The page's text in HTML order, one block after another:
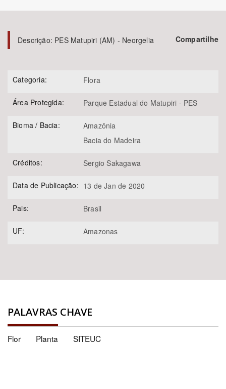
Tema
Subtema
Área de Levantamento
Área Protegida
Descrição: PES Matupiri (AM) - Neorgelia Compartilhe
Categoria: Flora
Área Protegida: Parque Estadual do Matupiri - PES
Bioma / Bacia:
Amazônia
Bacia do Madeira
Créditos: Sergio Sakagawa
Data de Publicação: 13 de Jan de 2020
Pais: Brasil
UF: Amazonas
PALAVRAS CHAVE
Flor Planta SITEUC